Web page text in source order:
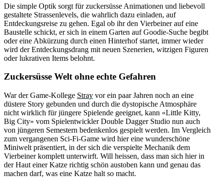
Die simple Optik sorgt für zuckersüsse Animationen und liebevoll
gestaltete Strassenlevels, die wahrlich dazu einladen, auf
Entdeckungsreise zu gehen. Egal ob ihr den Vierbeiner auf eine
Baustelle schickt, er sich in einem Garten auf Goodie-Suche begibt
oder eine Abkürzung durch einen Hinterhof startet, immer wieder
wird der Entdeckungsdrang mit neuen Szenerien, witzigen Figuren
oder lukrativen Items belohnt.
Zuckersüsse Welt ohne echte Gefahren
War der Game-Kollege Stray vor ein paar Jahren noch an eine
düstere Story gebunden und durch die dystopische Atmosphäre
nicht wirklich für jüngere Spielende geeignet, kann «Little Kitty,
Big City» vom Spielentwickler Double Dagger Studio nun auch
von jüngeren Semestern bedenkenlos gespielt werden. Im Vergleich
zum vergangenen Sci-Fi-Game wird hier eine wunderschöne
Miniwelt präsentiert, in der sich die verspielte Mechanik dem
Vierbeiner komplett unterwirft. Will heissen, dass man sich hier in
der Haut einer Katze richtig schön austoben kann und genau das
machen darf, was eine Katze halt so macht.